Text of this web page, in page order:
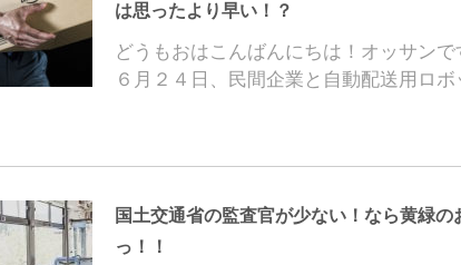
は思ったより早い！？
どうもおはこんばんにちは！オッサン
６月２４日、民間企業と自動配送用ロボ
国土交通省の監査官が少ない！なら黄緑の
っ！！